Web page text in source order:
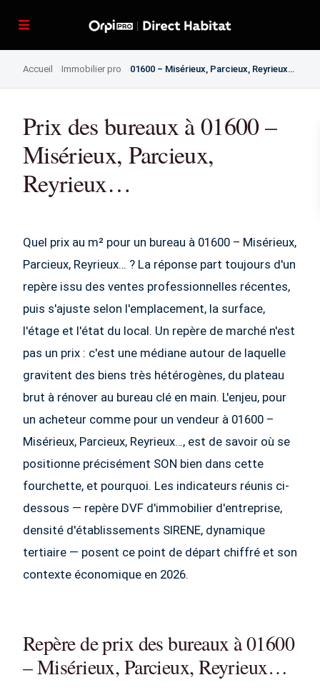
Accueil Immobilier pro 01600 – Misérieux, Parcieux, Reyrieux…
Prix des bureaux à 01600 –
Misérieux, Parcieux,
Reyrieux…
Quel prix au m² pour un bureau à 01600 – Misérieux,
Parcieux, Reyrieux… ? La réponse part toujours d'un
repère issu des ventes professionnelles récentes,
puis s'ajuste selon l'emplacement, la surface,
l'étage et l'état du local. Un repère de marché n'est
pas un prix : c'est une médiane autour de laquelle
gravitent des biens très hétérogènes, du plateau
brut à rénover au bureau clé en main. L'enjeu, pour
un acheteur comme pour un vendeur à 01600 –
Misérieux, Parcieux, Reyrieux…, est de savoir où se
positionne précisément SON bien dans cette
fourchette, et pourquoi. Les indicateurs réunis ci-
dessous — repère DVF d'immobilier d'entreprise,
densité d'établissements SIRENE, dynamique
tertiaire — posent ce point de départ chiffré et son
contexte économique en 2026.
Repère de prix des bureaux à 01600
– Misérieux, Parcieux, Reyrieux…